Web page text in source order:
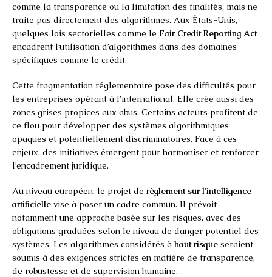
comme la transparence ou la limitation des finalités, mais ne
traite pas directement des algorithmes. Aux États-Unis,
quelques lois sectorielles comme le Fair Credit Reporting Act
encadrent l’utilisation d’algorithmes dans des domaines
spécifiques comme le crédit.
Cette fragmentation réglementaire pose des difficultés pour
les entreprises opérant à l’international. Elle crée aussi des
zones grises propices aux abus. Certains acteurs profitent de
ce flou pour développer des systèmes algorithmiques
opaques et potentiellement discriminatoires. Face à ces
enjeux, des initiatives émergent pour harmoniser et renforcer
l’encadrement juridique.
Au niveau européen, le projet de règlement sur l’intelligence
artificielle vise à poser un cadre commun. Il prévoit
notamment une approche basée sur les risques, avec des
obligations graduées selon le niveau de danger potentiel des
systèmes. Les algorithmes considérés à haut risque seraient
soumis à des exigences strictes en matière de transparence,
de robustesse et de supervision humaine.